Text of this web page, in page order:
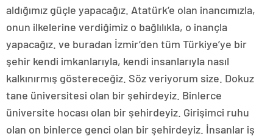
aldığımız güçle yapacağız. Atatürk’e olan inancımızla,
onun ilkelerine verdiğimiz o bağlılıkla, o inançla
yapacağız. ve buradan İzmir’den tüm Türkiye’ye bir
şehir kendi imkanlarıyla, kendi insanlarıyla nasıl
kalkınırmış göstereceğiz. Söz veriyorum size. Dokuz
tane üniversitesi olan bir şehirdeyiz. Binlerce
üniversite hocası olan bir şehirdeyiz. Girişimci ruhu
olan on binlerce genci olan bir şehirdeyiz. İnsanlar iş